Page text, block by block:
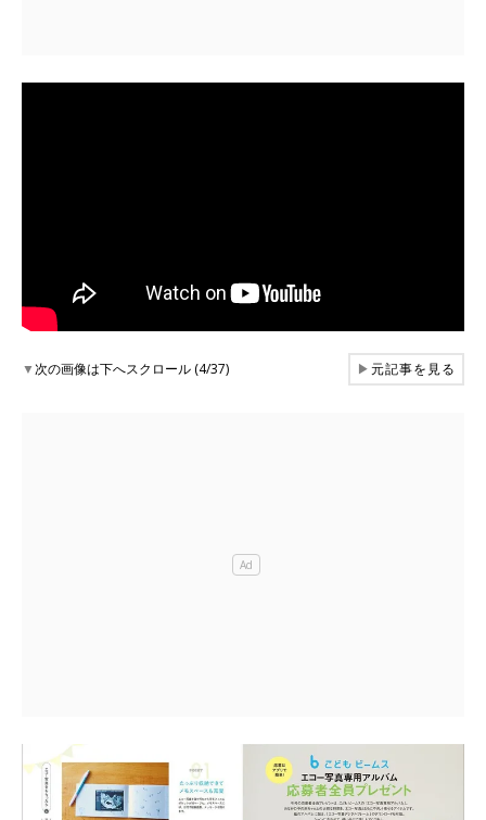
▼次の画像は下へスクロール (4/37) ▶元記事を見る